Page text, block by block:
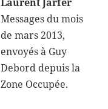
Messages du mois
de mars 2013,
envoyés à Guy
Debord depuis la
Zone Occupée.